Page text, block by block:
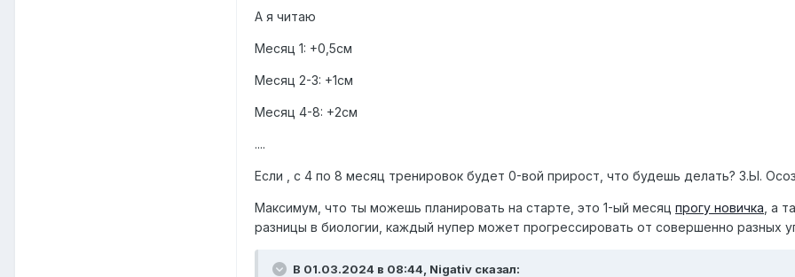
А я читаю
Месяц 1: +0,5см
Месяц 2-3: +1см
Месяц 4-8: +2см
....
Если , с 4 по 8 месяц тренировок будет 0-вой прирост, что будешь делать? З.Ы.
Максимум, что ты можешь планировать на старте, это 1-ый месяц прогу новичка , а
разницы в биологии, каждый нупер может прогрессировать от совершенно разных
В 01.03.2024 в 08:44, Nigativ сказал: